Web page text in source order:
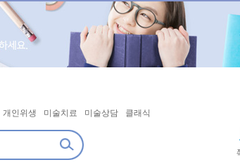
개인위생 미술치료 미술상담 클래식